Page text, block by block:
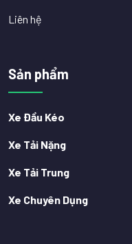
Liên hệ
Sản phẩm
Xe Đầu Kéo
Xe Tải Nặng
Xe Tải Trung
Xe Chuyên Dụng